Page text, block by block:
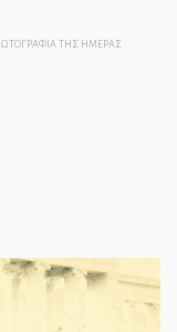
ΤΗΣ ΗΜΕΡΑΣ